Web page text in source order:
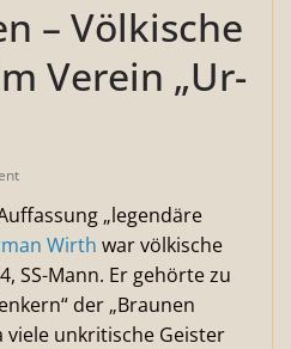
– Völkische
Verein „Ur-
„legendäre
Wirth war völkische
SS-Mann. Er gehörte zu
der „Braunen
viele unkritische Geister